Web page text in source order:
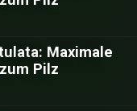
Maximale
Pilz